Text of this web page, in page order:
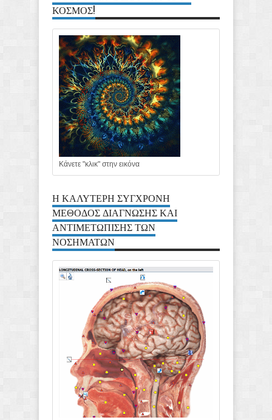
ΚΟΣΜΟΣ!
Κάνετε "κλικ" στην εικόνα
Η ΚΑΛΥΤΕΡΗ ΣΥΓΧΡΟΝΗ
ΜΕΘΟΔΟΣ ΔΙΑΓΝΩΣΗΣ ΚΑΙ
ΑΝΤΙΜΕΤΩΠΙΣΗΣ ΤΩΝ
ΝΟΣΗΜΑΤΩΝ